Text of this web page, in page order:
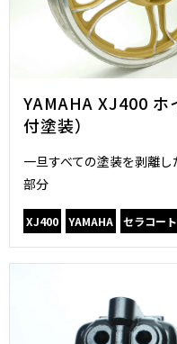
YAMAHA XJ400 ホ
付塗装）
一旦すべての塗装を剥離
部分
XJ400 YAMAHA セラコート